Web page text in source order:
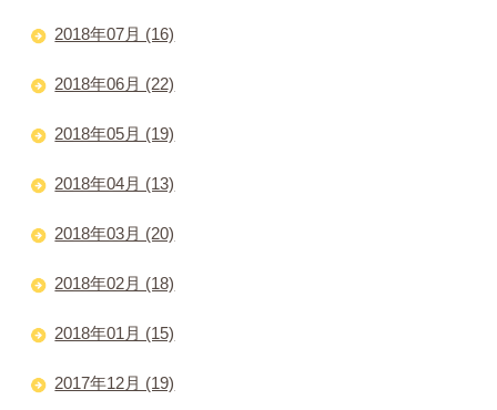
2018年07月 (16)
2018年06月 (22)
2018年05月 (19)
2018年04月 (13)
2018年03月 (20)
2018年02月 (18)
2018年01月 (15)
2017年12月 (19)